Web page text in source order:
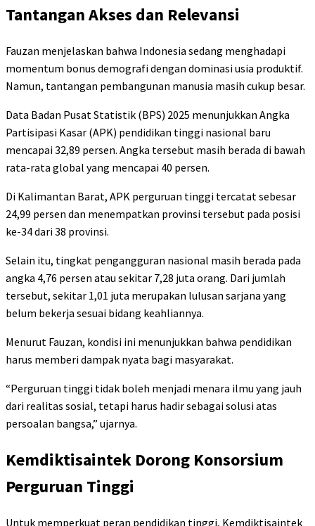
Tantangan Akses dan Relevansi
Fauzan menjelaskan bahwa Indonesia sedang menghadapi
momentum bonus demografi dengan dominasi usia produktif.
Namun, tantangan pembangunan manusia masih cukup besar.
Data Badan Pusat Statistik (BPS) 2025 menunjukkan Angka
Partisipasi Kasar (APK) pendidikan tinggi nasional baru
mencapai 32,89 persen. Angka tersebut masih berada di bawah
rata-rata global yang mencapai 40 persen.
Di Kalimantan Barat, APK perguruan tinggi tercatat sebesar
24,99 persen dan menempatkan provinsi tersebut pada posisi
ke-34 dari 38 provinsi.
Selain itu, tingkat pengangguran nasional masih berada pada
angka 4,76 persen atau sekitar 7,28 juta orang. Dari jumlah
tersebut, sekitar 1,01 juta merupakan lulusan sarjana yang
belum bekerja sesuai bidang keahliannya.
Menurut Fauzan, kondisi ini menunjukkan bahwa pendidikan
harus memberi dampak nyata bagi masyarakat.
“Perguruan tinggi tidak boleh menjadi menara ilmu yang jauh
dari realitas sosial, tetapi harus hadir sebagai solusi atas
persoalan bangsa,” ujarnya.
Kemdiktisaintek Dorong Konsorsium
Perguruan Tinggi
Untuk memperkuat peran pendidikan tinggi, Kemdiktisaintek